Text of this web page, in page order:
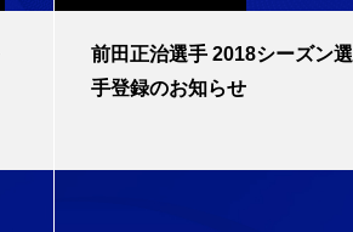
前田正治選手 2018シーズン選
手登録のお知らせ